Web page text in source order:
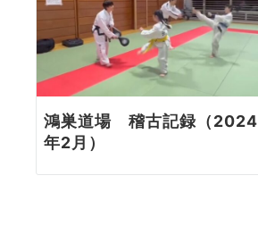
鴻巣道場 稽古記録（2024
年2月）